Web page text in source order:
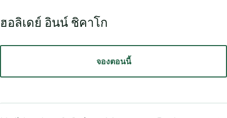
ฮอลิเดย์ อินน์ ชิคาโก
จองตอนนี้